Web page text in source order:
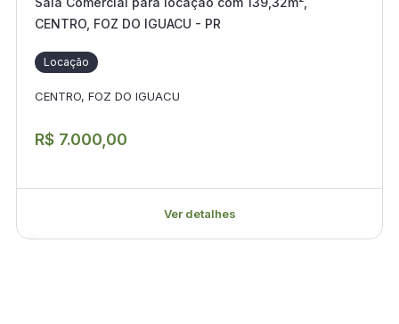
CENTRO, FOZ DO IGUACU - PR
Locação
CENTRO, FOZ DO IGUACU
R$ 7.000,00
Ver detalhes